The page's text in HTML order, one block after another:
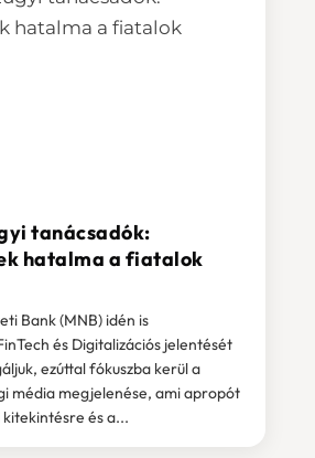
tanácsadók:
hatalma a fiatalok
Bank (MNB) idén is
és Digitalizációs jelentését
ezúttal fókuszba kerül a
média megjelenése, ami apropót
és a...